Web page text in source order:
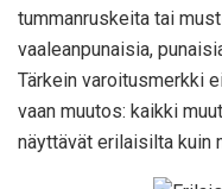
tummanruskeita tai
vaaleanpunaisia,
Tärkein varoitusmerkki
vaan muutos: kaikki
näyttävät erilaisilta kuin